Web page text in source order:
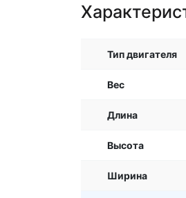
Тип двигателя
Вес
Длина
Высота
Ширина